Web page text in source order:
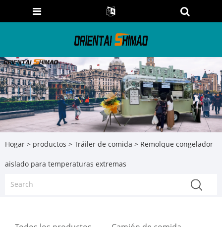
Hogar > productos > Tráiler de comida > Remolque congelador
aislado para temperaturas extremas